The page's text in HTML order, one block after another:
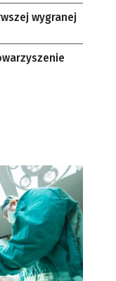
wygranej